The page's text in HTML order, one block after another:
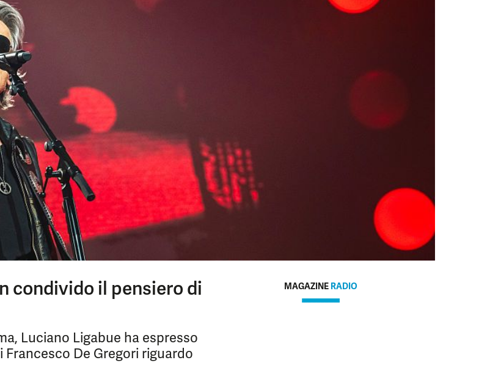
condivido il pensiero di
Luciano Ligabue ha espresso
De Gregori riguardo
MAGAZINE RADIO